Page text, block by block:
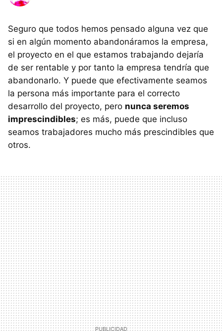
Seguro que todos hemos pensado alguna vez que
si en algún momento abandonáramos la empresa,
el proyecto en el que estamos trabajando dejaría
de ser rentable y por tanto la empresa tendría que
abandonarlo. Y puede que efectivamente seamos
la persona más importante para el correcto
desarrollo del proyecto, pero nunca seremos
imprescindibles; es más, puede que incluso
seamos trabajadores mucho más prescindibles que
otros.